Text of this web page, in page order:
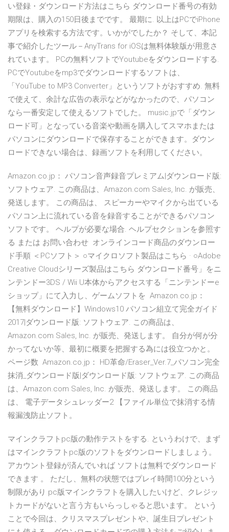
い登録・ダウンロード方法はこちら ダウンロード番号の有効
期限は、購入の150日後までです。 最期に. 以上はPCでiPhone
アプリを検索する方法です。いかがでしたか？ そして、本記
事で紹介したツール－AnyTrans for iOSは無料体験版が用意さ
れています。 PCの無料ソフトでYoutubeをダウンロードする.
PCでYoutubeをmp3でダウンロードするソフトは、
「YouTube to MP3 Converter」というソフトがおすすめ. 無料
で使えて、余計な広告の表示などがなかったので、パソコン
なら一番安定して使えるソフトでした。 music.jpで「ダウン
ロード可」となっている音楽や動画を購入してスマホまたは
パソコンにダウンロードで保存することができます。ダウン
ロードできない場合は、録画ソフトを利用してください。
Amazon.co.jp： パソコン音声録音プレミアム|ダウンロード版:
ソフトウェア. この商品は、Amazon.com Sales, Inc. が販売、
発送します。 この商品は、 スピーカーやマイクから出ている
パソコン上に流れている音を録音することができるパソコン
ソフトです。 ヘルプが必要な場合. ヘルプセクションを参照す
る または お問い合わせ オンラインコード商品のダウンロー
ド手順 ＜PCソフト＞ ○マイクロソフト製品はこちら · ○Adobe
Creative Cloudシリーズ製品はこちら ダウンロード番号」をニ
ンテンドー3DS / Wii U本体からアクセスする「ニンテンドーe
ショップ」にて入力し、ゲームソフトを Amazon.co.jp：
【無料ダウンロード】Windows10 パソコン組立て完全ガイド
2017|ダウンロード版: ソフトウェア. この商品は、
Amazon.com Sales, Inc. が販売、発送します。 自分が何が分
かってないか等、最初に概要を把握する為には役立つかと。
ページ数 Amazon.co.jp： HD革命/Eraser_Ver.7_パソコン完全
抹消_ダウンロード版|ダウンロード版: ソフトウェア. この商品
は、Amazon.com Sales, Inc. が販売、発送します。 この商品
は、 電子データシュレッダー2 【ファイル単位で抹消する情
報漏洩防止ソフト。
マインクラフトpc版の動作テストをする. というわけで、まず
はマインクラフトpc版のソフトをダウンロードしましょう。
アカウント登録が済んでいれば ソフトは無料でダウンロード
できます 。 ただし、無料の状態ではプレイ時間100分という
制限があり pc版マインクラフトを購入したいけど、クレジッ
トカードがないと言う方もいらっしゃると思います。 という
ことで今回は、クリスマスプレゼントや、誕生日プレゼント